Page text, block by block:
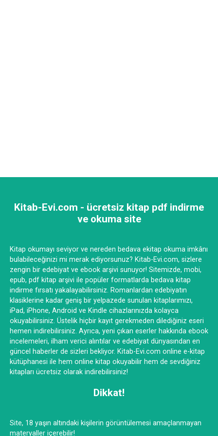
Kitab-Evi.com - ücretsiz kitap pdf indirme
ve okuma site
Kitap okumayı seviyor ve nereden bedava ekitap okuma imkânı
bulabileceğinizi mi merak ediyorsunuz? Kitab-Evi.com, sizlere
zengin bir edebiyat ve ebook arşivi sunuyor! Sitemizde, mobi,
epub, pdf kitap arşivi ile popüler formatlarda bedava kitap
indirme fırsatı yakalayabilirsiniz. Romanlardan edebiyatın
klasiklerine kadar geniş bir yelpazede sunulan kitaplarımızı,
iPad, iPhone, Android ve Kindle cihazlarınızda kolayca
okuyabilirsiniz. Üstelik hiçbir kayıt gerekmeden dilediğiniz eseri
hemen indirebilirsiniz. Ayrıca, yeni çıkan eserler hakkında ebook
incelemeleri, ilham verici alıntılar ve edebiyat dünyasından en
güncel haberler de sizleri bekliyor. Kitab-Evi.com online e-kitap
kütüphanesi ile hem online kitap okuyabilir hem de sevdiğiniz
kitapları ücretsiz olarak indirebilirsiniz!
Dikkat!
Site, 18 yaşın altındaki kişilerin görüntülemesi amaçlanmayan
materyaller içerebilir!